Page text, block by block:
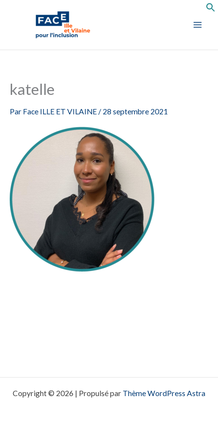
katelle
Par Face ILLE ET VILAINE / 28 septembre 2021
Copyright © 2026 | Propulsé par Thème WordPress Astra